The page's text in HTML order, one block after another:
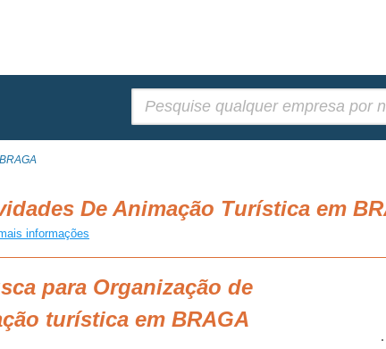
BRAGA
De Animação Turística em
informações
para Organização de
turística em BRAGA